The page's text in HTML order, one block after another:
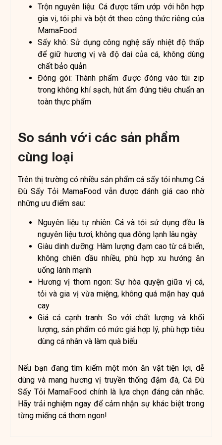
Trộn nguyên liệu: Cá được tẩm ướp với hỗn hợp
gia vị, tỏi phi và bột ớt theo công thức riêng của
MamaFood
Sấy khô: Sử dụng công nghệ sấy nhiệt độ thấp
để giữ hương vị và độ dai của cá, không dùng
chất bảo quản
Đóng gói: Thành phẩm được đóng vào túi zip
trong không khí sạch, hút ẩm đúng tiêu chuẩn an
toàn thực phẩm
So sánh với các sản phẩm
cùng loại
Trên thị trường có nhiều sản phẩm cá sấy tỏi nhưng Cá
Đù Sấy Tỏi MamaFood vẫn được đánh giá cao nhờ
những ưu điểm sau:
Nguyên liệu tự nhiên: Cá và tỏi sử dụng đều là
nguyên liệu tươi, không qua đông lạnh lâu ngày
Giàu dinh dưỡng: Hàm lượng đạm cao từ cá biển,
không chiên dầu nhiều, phù hợp xu hướng ăn
uống lành mạnh
Hương vị thơm ngon: Sự hòa quyện giữa vị cá,
tỏi và gia vị vừa miệng, không quá mặn hay quá
cay
Giá cả cạnh tranh: So với chất lượng và khối
lượng, sản phẩm có mức giá hợp lý, phù hợp tiêu
dùng cá nhân và làm quà biếu
Nếu bạn đang tìm kiếm một món ăn vặt tiện lợi, dễ
dùng và mang hương vị truyền thống đậm đà, Cá Đù
Sấy Tỏi MamaFood chính là lựa chọn đáng cân nhắc.
Hãy trải nghiệm ngay để cảm nhận sự khác biệt trong
từng miếng cá thơm ngon!